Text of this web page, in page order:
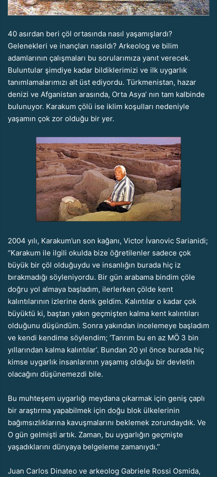
40 asırdan beri çöl ortasında nasıl yaşamışlardı?
Gelenekleri ve inançları nasıldı? Arkeolog ve bilim
adamlarının çalışmaları bu sorularımıza yanıt verecek.
Buluntular şimdiye kadar bildiklerimizi ve ilk uygarlık
tanımlamalarımızı alt üst ediyordu. Türkmenistan, hazar
denizi ve Afganistan arasında, Orta Asya’ nın tam kalbinde
bulunuyor. Karakum çölü ise iklim koşulları nedeniyle
yaşamın çok zor olduğu bir yer.
2004 yılı, Karakum’un son kağanı, Victor İvanovic Sarianidi;
“Karakum ile ilgili okulda bize öğretilenler sadece çok
büyük bir çöl olduğuydu ve insanlığın burada hiç iz
bırakmadığı söyleniyordu. Bir gün arabama bindim çöle
doğru yol almaya başladım, ilerlerken çölde kent
kalıntılarının izlerine denk geldim. Kalıntılar o kadar çok
büyüktü ki, baştan yakın geçmişten kalma kent kalıntıları
olduğunu düşündüm. Sonra yakından incelemeye başladım
ve kendi kendime söylendim; ‘Tanrım bu en az MÖ 3 bin
yıllarından kalma kalıntılar’. Bundan 20 yıl önce burada hiç
kimse uygarlık insanlarının yaşamış olduğu bir devletin
olacağını düşünemezdi bile.
Bu muhteşem uygarlığı meydana çıkarmak için geniş çaplı
bir araştırma yapabilmek için doğu blok ülkelerinin
bağımsızlıklarına kavuşmalarını beklemek zorundaydık. Ve
O gün gelmişti artık. Zaman, bu uygarlığın geçmişte
yaşadıklarını dünyaya belgeleme zamanıydı.’’
Juan Carlos Dinateo ve arkeolog Gabriele Rossi Osmida,